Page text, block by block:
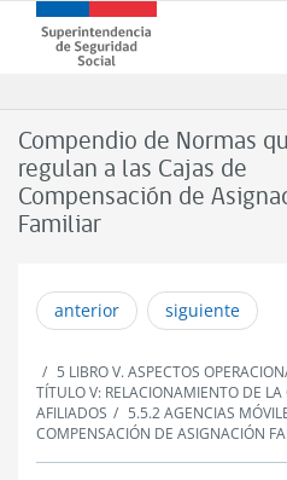
contenido
Superintendencia
de
(SUSESO)
-
Gobierno
de
Chile
Compendio de Normas
regulan a las Cajas de
Compensación de
Familiar
anterior siguiente
5 LIBRO V. ASPECTOS
TÍTULO V: RELACIONAMIENTO DE LA
AFILIADOS
5.5.2 AGENCIAS
COMPENSACIÓN DE ASIGNACIÓN